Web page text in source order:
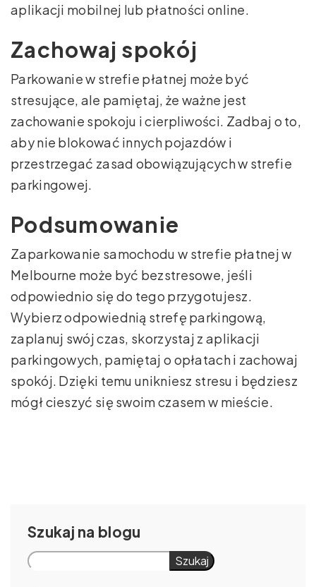
aplikacji mobilnej lub płatności online.
Zachowaj spokój
Parkowanie w strefie płatnej może być
stresujące, ale pamiętaj, że ważne jest
zachowanie spokoju i cierpliwości. Zadbaj o to,
aby nie blokować innych pojazdów i
przestrzegać zasad obowiązujących w strefie
parkingowej.
Podsumowanie
Zaparkowanie samochodu w strefie płatnej w
Melbourne może być bezstresowe, jeśli
odpowiednio się do tego przygotujesz.
Wybierz odpowiednią strefę parkingową,
zaplanuj swój czas, skorzystaj z aplikacji
parkingowych, pamiętaj o opłatach i zachowaj
spokój. Dzięki temu unikniesz stresu i będziesz
mógł cieszyć się swoim czasem w mieście.
Szukaj
Szukaj